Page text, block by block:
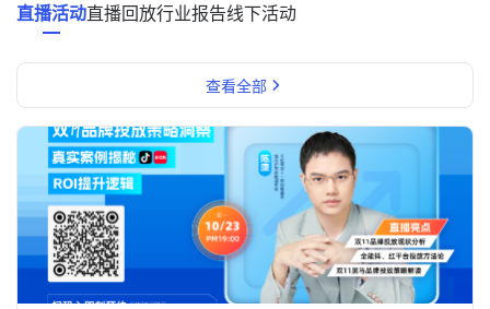
消费者说
解决方案
金融市场解决方案
电商解决方案
资源中心
新闻中心
活动中心
直播活动直播回放行业报告线下活动
查看全部